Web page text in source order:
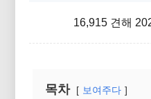
16,915 견해
목차 보여주다